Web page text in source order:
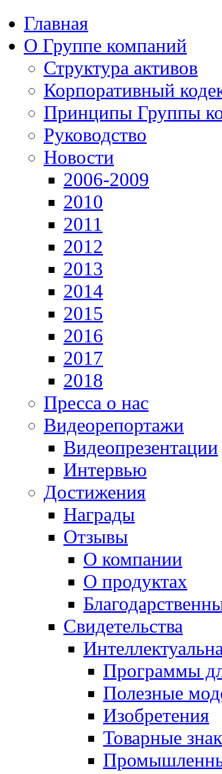
Главная
О Группе компаний
Структура активов
Корпоративный
Принципы Группы
Руководство
Новости
2006-2009
2010
2011
2012
2013
2014
2015
2016
2017
2018
Пресса о нас
Видеорепортажи
Видеопрезентации
Интервью
Достижения
Награды
Отзывы
О компании
О продуктах
Свидетельства
Программы
Полезные
Изобретения
Товарные